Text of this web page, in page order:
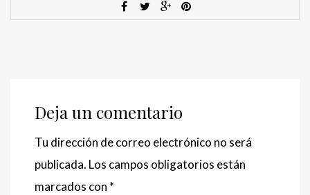
Deja un comentario
Tu dirección de correo electrónico no será
publicada. Los campos obligatorios están
marcados con *